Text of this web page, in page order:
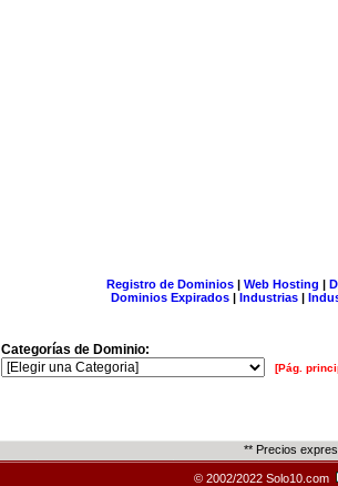
Registro de Dominios| Web Hosting |
Dominios Expirados | Industrias |
Categorías de Dominio:
[Pág.
** Precios
© 2002/2022 Solo10.com